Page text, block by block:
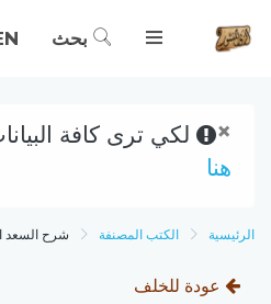
بحث
× لكي ترى كافة
هنا
الرئيسية الكتب المصنفة شرح السعد
عودة للخلف